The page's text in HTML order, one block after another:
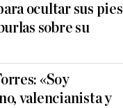
ocultar sus pies
sobre su
«Soy
valencianista y